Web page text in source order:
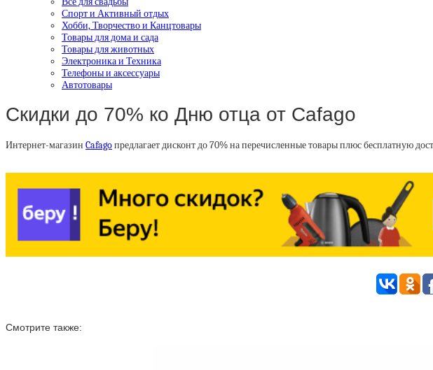
Спорт и Активный отдых
Хобби, Творчество и Канцтовары
Товары для дома и сада
Товары для животных
Электроника и Техника
Телефоны и аксессуары
Автотовары
Скидки до 70% ко Дню отца от Cafago
Интернет-магазин Cafagoпредлагает дисконт до 70% на перечисленные товары плюс бесплатную
Смотрите также: